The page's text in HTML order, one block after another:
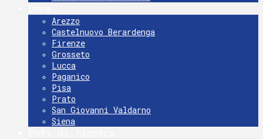
Arezzo
Castelnuovo Berardenga
Firenze
Grosseto
Lucca
Paganico
Pisa
Prato
San Giovanni Valdarno
Siena